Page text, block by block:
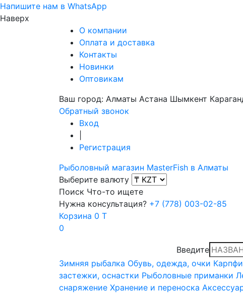
Напишите нам в WhatsApp
Наверх
О компании
Оплата и доставка
Контакты
Новинки
Оптовикам
Ваш город: Алматы Астана Шымкент
Обратный звонок
Вход
Регистрация
Рыболовный магазин MasterFish в Алматы
Выберите валюту
Поиск Что-то ищете
Нужна консультация? +7 (778) 003-02-85
Корзина 0 T
0
Введите
Зимняя рыбалка Обувь, одежда, очки
застежки, оснастки Рыболовные приманки
снаряжение Хранение и переноска